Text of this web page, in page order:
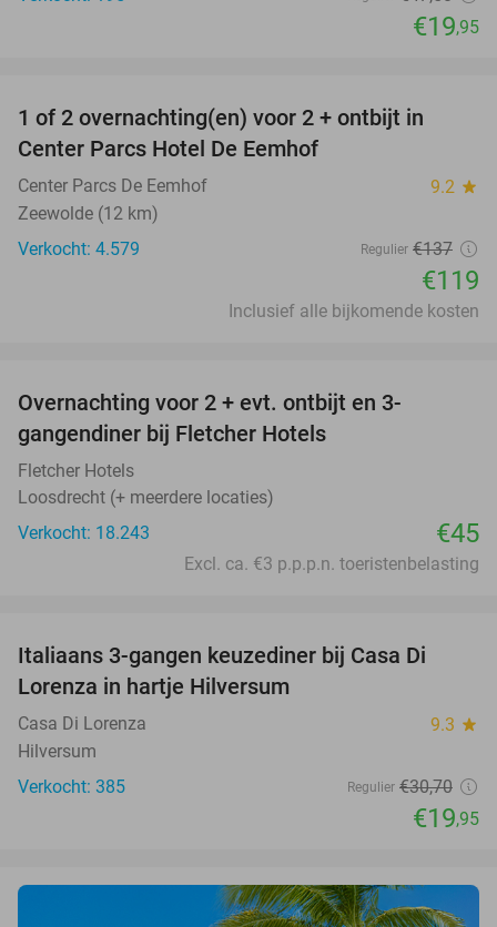
€19,95
1 of 2 overnachting(en) voor 2 + ontbijt in
Center Parcs Hotel De Eemhof
Center Parcs De Eemhof 9.2 star
Zeewolde (12 km)
Verkocht: 4.579
Regulier €137
€119
Inclusief alle bijkomende kosten
Overnachting voor 2 + evt. ontbijt en 3-
gangendiner bij Fletcher Hotels
Fletcher Hotels
Loosdrecht (+ meerdere locaties)
Verkocht: 18.243
€45
Excl. ca. €3 p.p.p.n. toeristenbelasting
Italiaans 3-gangen keuzediner bij Casa Di
Lorenza in hartje Hilversum
Casa Di Lorenza 9.3 star
Hilversum
Verkocht: 385
Regulier €30,70
€19,95